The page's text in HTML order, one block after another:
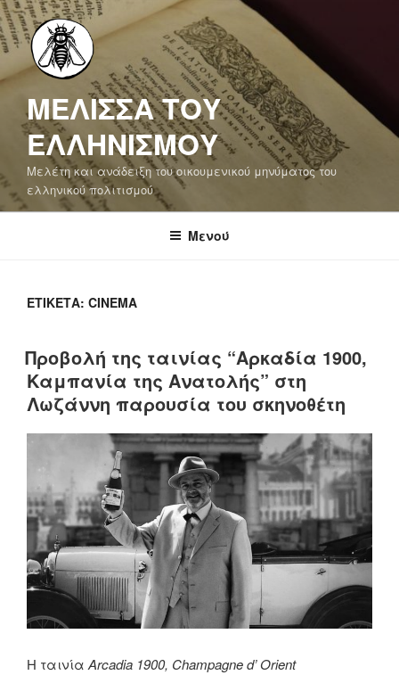
Μετάβαση
στο
περιεχόμενο
ΜΕΛΙΣΣΑ ΤΟΥ
ΕΛΛΗΝΙΣΜΟΥ
Μελέτη και ανάδειξη του οικουμενικού μηνύματος του
ελληνικού πολιτισμού
Μενού
ΕΤΙΚΈΤΑ: CINEMA
Προβολή της ταινίας “Αρκαδία 1900,
Καμπανία της Ανατολής” στη
Λωζάννη παρουσία του σκηνοθέτη
Η ταινίαArcadia 1900, Champagne d’ Orient